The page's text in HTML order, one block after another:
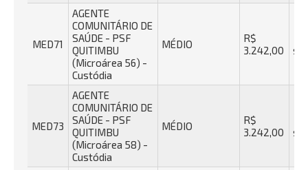
MED71
AGENTE
COMUNITÁRIO DE
SAÚDE - PSF
QUITIMBU
(Microárea 56) -
Custódia
MÉDIO
R$
3.242,00
MED73
AGENTE
COMUNITÁRIO DE
SAÚDE - PSF
QUITIMBU
(Microárea 58) -
Custódia
MÉDIO
R$
3.242,00